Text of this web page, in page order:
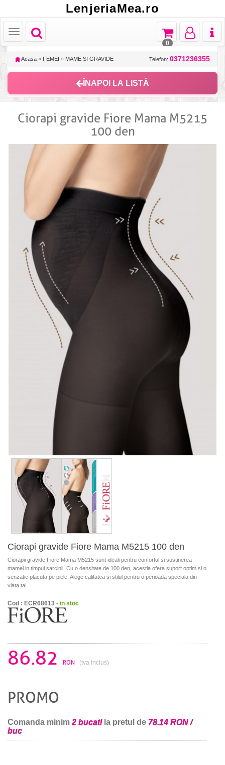
LenjeriaMea.ro
Toggle
navigation
Toggle
Toggle
navigation
Toggle
navigation
Toggle
navigation
0
Acasa » FEMEI » MAME SI GRAVIDE Telefon: 0371236355
ÎNAPOI LA LISTĂ
Ciorapi gravide Fiore Mama M5215
100 den
Ciorapi gravide Fiore Mama M5215 100 den
Ciorapii gravide Fiore Mama M5215 sunt ideali pentru confortul si sustinerea
mamei in timpul sarcinii. Cu o densitate de 100 den, acestia ofera suport optim si o
senzatie placuta pe piele. Alege calitatea si stilul pentru o perioada speciala din
viata ta!
Cod : ECR68613 - in stoc
86.82 RON (tva inclus)
PROMO
Comanda minim 2 bucatila pretul de 78.14 RON /
buc